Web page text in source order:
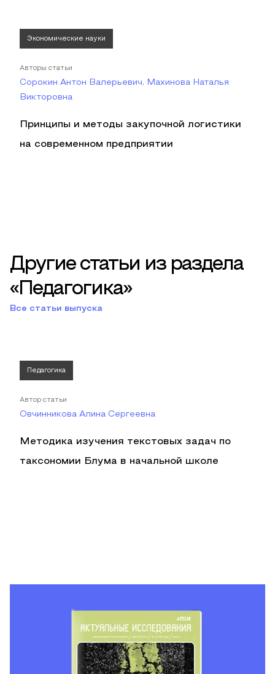
Экономические науки
Авторы статьи
Сорокин Антон Валерьевич, Махинова Наталья
Викторовна
Принципы и методы закупочной логистики
на современном предприятии
Другие статьи из раздела
«Педагогика»
Все статьи выпуска
Педагогика
Автор статьи
Овчинникова Алина Сергеевна
Методика изучения текстовых задач по
таксономии Блума в начальной школе